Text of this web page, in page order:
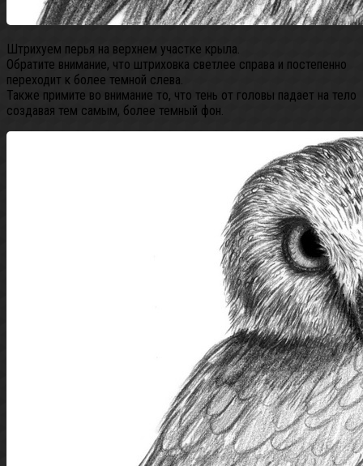
Штрихуем перья на верхнем участке крыла.
Обратите внимание, что штриховка светлее справа и постепенно
переходит к более темной слева.
Также примите во внимание то, что тень от головы падает на тело
создавая тем самым, более темный фон.